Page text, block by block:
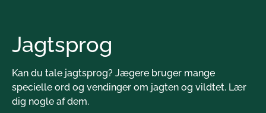
Jagtsprog
Kan du tale jagtsprog? Jægere bruger mange
specielle ord og vendinger om jagten og vildtet. Lær
dig nogle af dem.